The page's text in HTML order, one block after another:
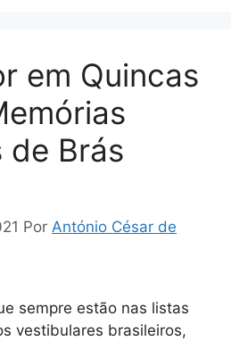
em Quincas
de Brás
Por António César de
sempre estão nas listas
vestibulares brasileiros,